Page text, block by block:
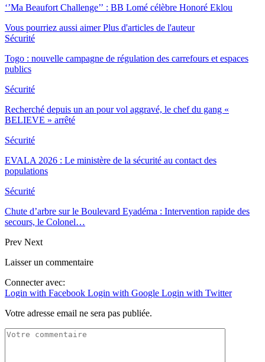
‘’Ma Beaufort Challenge’’ : BB Lomé célèbre Honoré Eklou
Vous pourriez aussi aimer Plus d'articles de l'auteur
Sécurité
Togo : nouvelle campagne de régulation des carrefours et espaces
publics
Sécurité
Recherché depuis un an pour vol aggravé, le chef du gang «
BELIEVE » arrêté
Sécurité
EVALA 2026 : Le ministère de la sécurité au contact des
populations
Sécurité
Chute d’arbre sur le Boulevard Eyadéma : Intervention rapide des
secours, le Colonel…
Prev Next
Laisser un commentaire
Connecter avec:
Login with Facebook Login with Google Login with Twitter
Votre adresse email ne sera pas publiée.